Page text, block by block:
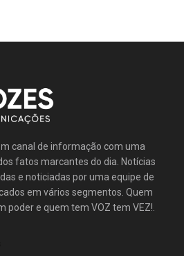
canal de informação com uma
fatos marcantes do dia. Notícias
e noticiadas por uma equipe de
em vários segmentos. Quem
poder e quem tem VOZ tem VEZ!.